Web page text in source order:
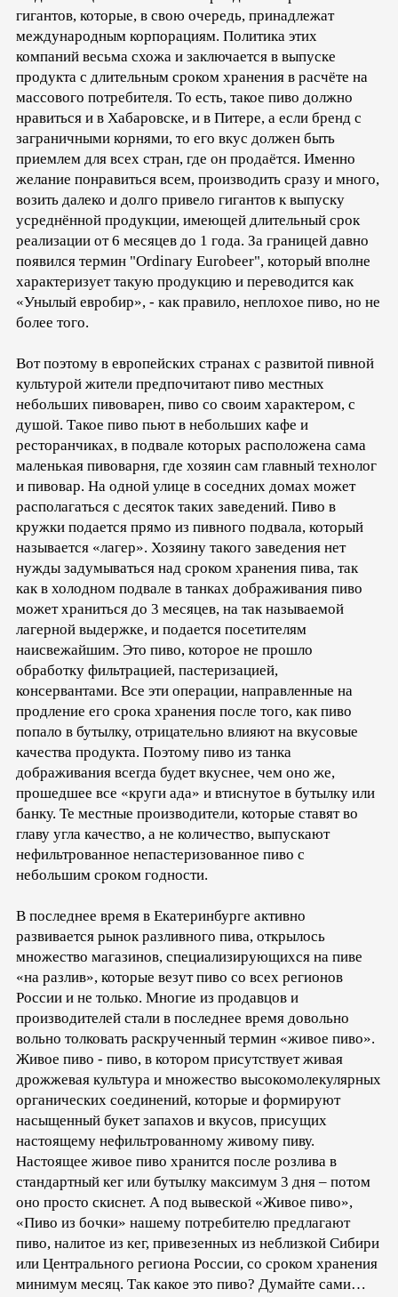
гигантов, которые, в свою очередь, принадлежат
международным корпорациям. Политика этих
компаний весьма схожа и заключается в выпуске
продукта с длительным сроком хранения в расчёте на
массового потребителя. То есть, такое пиво должно
нравиться и в Хабаровске, и в Питере, а если бренд с
заграничными корнями, то его вкус должен быть
приемлем для всех стран, где он продаётся. Именно
желание понравиться всем, производить сразу и много,
возить далеко и долго привело гигантов к выпуску
усреднённой продукции, имеющей длительный срок
реализации от 6 месяцев до 1 года. За границей давно
появился термин "Ordinary Eurobeer", который вполне
характеризует такую продукцию и переводится как
«Унылый евробир», - как правило, неплохое пиво, но не
более того.
Вот поэтому в европейских странах с развитой пивной
культурой жители предпочитают пиво местных
небольших пивоварен, пиво со своим характером, с
душой. Такое пиво пьют в небольших кафе и
ресторанчиках, в подвале которых расположена сама
маленькая пивоварня, где хозяин сам главный технолог
и пивовар. На одной улице в соседних домах может
располагаться с десяток таких заведений. Пиво в
кружки подается прямо из пивного подвала, который
называется «лагер». Хозяину такого заведения нет
нужды задумываться над сроком хранения пива, так
как в холодном подвале в танках дображивания пиво
может храниться до 3 месяцев, на так называемой
лагерной выдержке, и подается посетителям
наисвежайшим. Это пиво, которое не прошло
обработку фильтрацией, пастеризацией,
консервантами. Все эти операции, направленные на
продление его срока хранения после того, как пиво
попало в бутылку, отрицательно влияют на вкусовые
качества продукта. Поэтому пиво из танка
дображивания всегда будет вкуснее, чем оно же,
прошедшее все «круги ада» и втиснутое в бутылку или
банку. Те местные производители, которые ставят во
главу угла качество, а не количество, выпускают
нефильтрованное непастеризованное пиво с
небольшим сроком годности.
В последнее время в Екатеринбурге активно
развивается рынок разливного пива, открылось
множество магазинов, специализирующихся на пиве
«на разлив», которые везут пиво со всех регионов
России и не только. Многие из продавцов и
производителей стали в последнее время довольно
вольно толковать раскрученный термин «живое пиво».
Живое пиво - пиво, в котором присутствует живая
дрожжевая культура и множество высокомолекулярных
органических соединений, которые и формируют
насыщенный букет запахов и вкусов, присущих
настоящему нефильтрованному живому пиву.
Настоящее живое пиво хранится после розлива в
стандартный кег или бутылку максимум 3 дня – потом
оно просто скиснет. А под вывеской «Живое пиво»,
«Пиво из бочки» нашему потребителю предлагают
пиво, налитое из кег, привезенных из неблизкой Сибири
или Центрального региона России, со сроком хранения
минимум месяц. Так какое это пиво? Думайте сами…